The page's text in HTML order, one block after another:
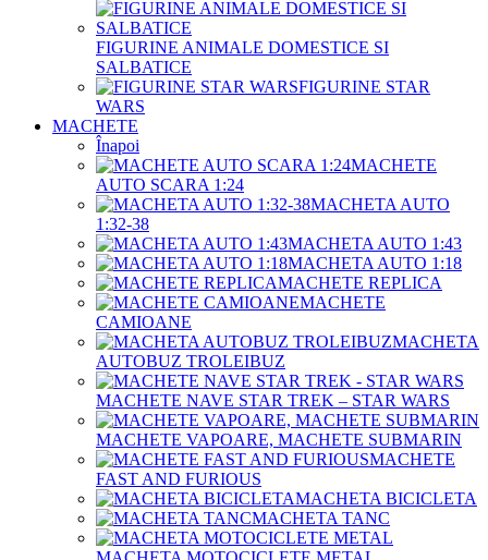
FIGURINE ANIMALE DOMESTICE SI
SALBATICE
FIGURINE STAR
WARS
MACHETE
Înapoi
MACHETE
AUTO SCARA 1:24
MACHETA AUTO
1:32-38
MACHETA AUTO 1:43
MACHETA AUTO 1:18
MACHETE REPLICA
MACHETE
CAMIOANE
MACHETA
AUTOBUZ TROLEIBUZ
MACHETE NAVE STAR TREK – STAR WARS
MACHETE VAPOARE, MACHETE SUBMARIN
MACHETE
FAST AND FURIOUS
MACHETA BICICLETA
MACHETA TANC